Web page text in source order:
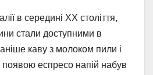
в середині XX століття,
стали доступними в
каву з молоком пили і
еспресо напій набув